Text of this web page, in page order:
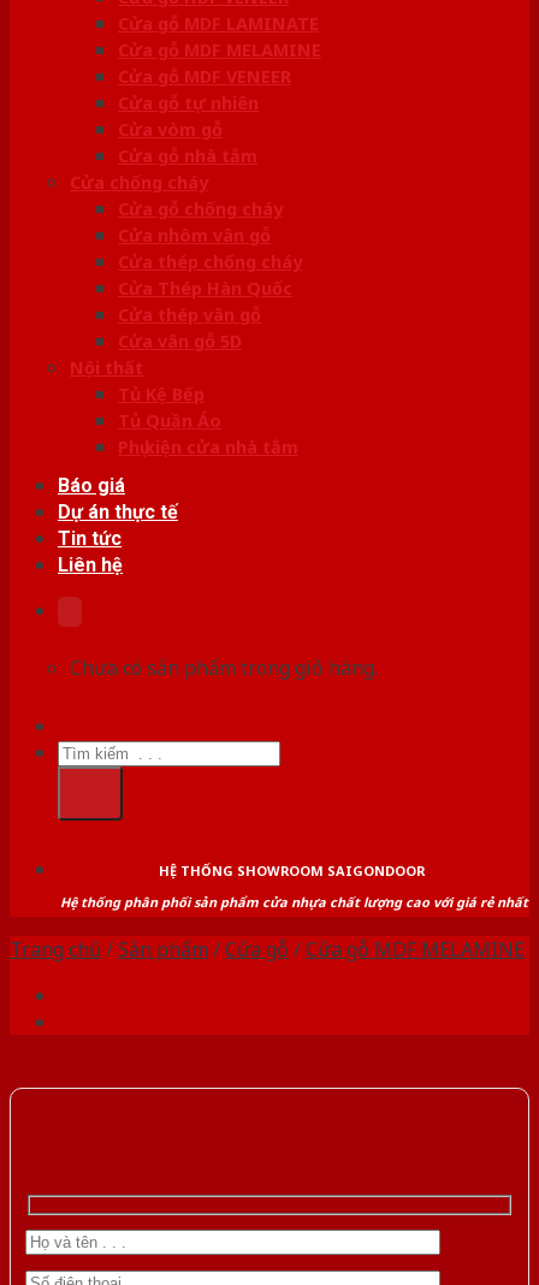
Cửa gỗ MDF LAMINATE
Cửa gỗ MDF MELAMINE
Cửa gỗ MDF VENEER
Cửa gỗ tự nhiên
Cửa vòm gỗ
Cửa gỗ nhà tắm
Cửa chống cháy
Cửa gỗ chống cháy
Cửa nhôm vân gỗ
Cửa thép chống cháy
Cửa Thép Hàn Quốc
Cửa thép vân gỗ
Cửa vân gỗ 5D
Nội thất
Tủ Kệ Bếp
Tủ Quần Áo
Phụ kiện cửa nhà tắm
Báo giá
Dự án thực tế
Tin tức
Liên hệ
Chưa có sản phẩm trong giỏ hàng.
Tìm
kiếm:
HỆ THỐNG SHOWROOM SAIGONDOOR
Hệ thống phân phối sản phẩm cửa nhựa chất lượng cao với giá rẻ nhất
Trang chủ /Sản phẩm /Cửa gỗ /Cửa gỗ MDF MELAMINE